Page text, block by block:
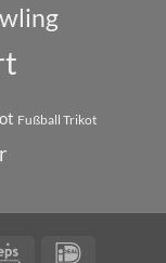
Fußball Trikot